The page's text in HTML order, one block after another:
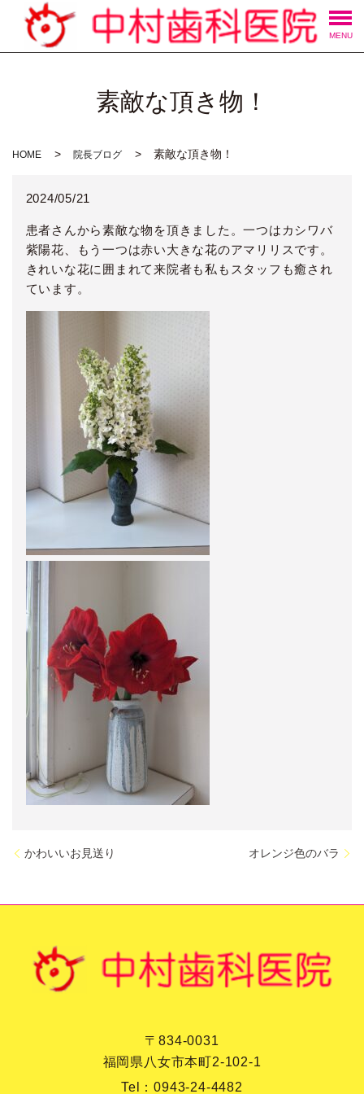
MENU
素敵な頂き物！
HOME 院長ブログ 素敵な頂き物！
2024/05/21
患者さんから素敵な物を頂きました。一つはカシワバ
紫陽花、もう一つは赤い大きな花のアマリリスです。
きれいな花に囲まれて来院者も私もスタッフも癒され
ています。
かわいいお見送り オレンジ色のバラ
〒834-0031
福岡県八女市本町2-102-1
Tel：0943-24-4482